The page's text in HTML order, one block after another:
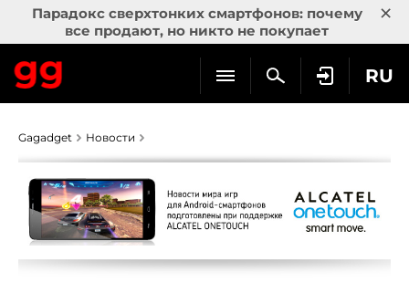
Парадокс сверхтонких смартфонов: почему
все продают, но никто не покупает
×
RU
Gagadget Новости